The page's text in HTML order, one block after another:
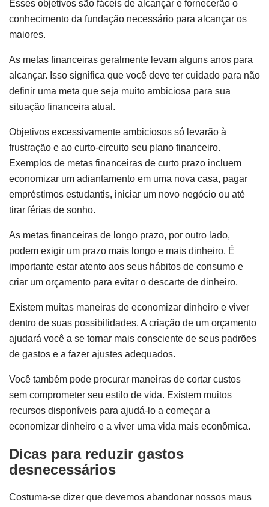
Esses objetivos são fáceis de alcançar e fornecerão o
conhecimento da fundação necessário para alcançar os
maiores.
As metas financeiras geralmente levam alguns anos para
alcançar. Isso significa que você deve ter cuidado para não
definir uma meta que seja muito ambiciosa para sua
situação financeira atual.
Objetivos excessivamente ambiciosos só levarão à
frustração e ao curto-circuito seu plano financeiro.
Exemplos de metas financeiras de curto prazo incluem
economizar um adiantamento em uma nova casa, pagar
empréstimos estudantis, iniciar um novo negócio ou até
tirar férias de sonho.
As metas financeiras de longo prazo, por outro lado,
podem exigir um prazo mais longo e mais dinheiro. É
importante estar atento aos seus hábitos de consumo e
criar um orçamento para evitar o descarte de dinheiro.
Existem muitas maneiras de economizar dinheiro e viver
dentro de suas possibilidades. A criação de um orçamento
ajudará você a se tornar mais consciente de seus padrões
de gastos e a fazer ajustes adequados.
Você também pode procurar maneiras de cortar custos
sem comprometer seu estilo de vida. Existem muitos
recursos disponíveis para ajudá-lo a começar a
economizar dinheiro e a viver uma vida mais econômica.
Dicas para reduzir gastos
desnecessários
Costuma-se dizer que devemos abandonar nossos maus